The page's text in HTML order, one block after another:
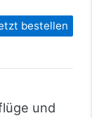
bestellen
und